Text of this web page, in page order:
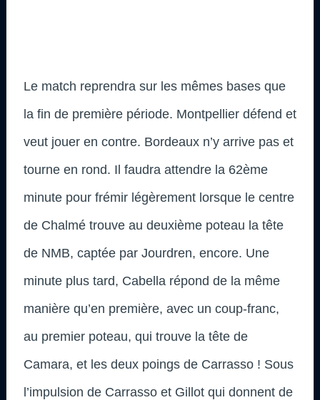
Le match reprendra sur les mêmes bases que
la fin de première période. Montpellier défend et
veut jouer en contre. Bordeaux n’y arrive pas et
tourne en rond. Il faudra attendre la 62ème
minute pour frémir légèrement lorsque le centre
de Chalmé trouve au deuxième poteau la tête
de NMB, captée par Jourdren, encore. Une
minute plus tard, Cabella répond de la même
manière qu’en première, avec un coup-franc,
au premier poteau, qui trouve la tête de
Camara, et les deux poings de Carrasso ! Sous
l’impulsion de Carrasso et Gillot qui donnent de